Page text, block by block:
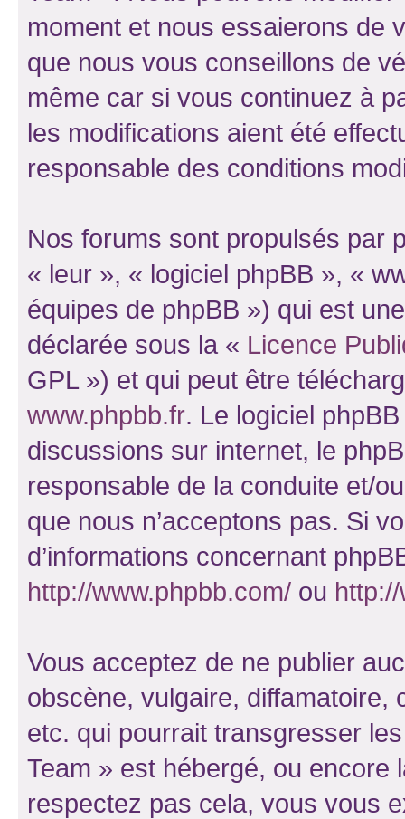
moment et nous essaierons de
que nous vous conseillons de
même car si vous continuez à
les modifications aient été
responsable des conditions
Nos forums sont propulsés par
« leur », « logiciel phpBB », «
équipes de phpBB ») qui est
déclarée sous la « Licence
GPL ») et qui peut être
www.phpbb.fr. Le logiciel
discussions sur internet, le
responsable de la conduite et/
que nous n’acceptons pas. Si
d’informations concernant
http://www.phpbb.com/ ou
Vous acceptez de ne publier
obscène, vulgaire, diffamatoire,
etc. qui pourrait transgresser
Team » est hébergé, ou encore
respectez pas cela, vous vous